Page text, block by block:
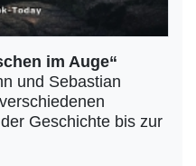
im Auge“
und Sebastian
Geschichte bis zur